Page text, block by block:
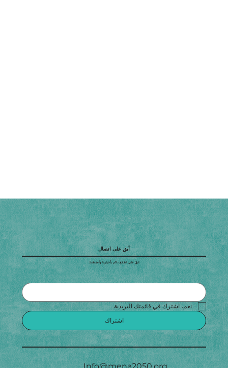
أبق على اتصال
ابقَ على اطلاع دائم بأخبارنا وأنشطتنا.
نعم، اشترك في قائمتك البريدية.
اشتراك